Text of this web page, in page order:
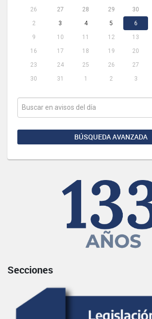
26 27 28 29 30
2
3 4 5 6
9
10 11 12 13
16
17 18 19 20
23
24 25 26 27
30
31 1 2 3
BÚSQUEDA AVANZADA
Secciones